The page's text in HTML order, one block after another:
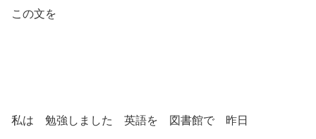
この文を
私は 勉強しました 英語を 図書館で 昨日